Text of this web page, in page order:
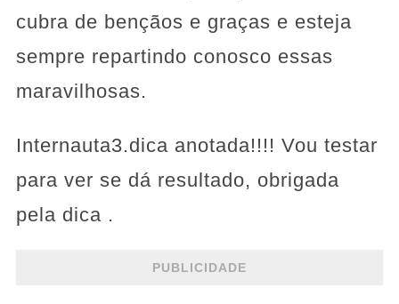
cubra de bençãos e graças e esteja
sempre repartindo conosco essas
maravilhosas.
Internauta3.dica anotada!!!! Vou testar
para ver se dá resultado, obrigada
pela dica .
PUBLICIDADE